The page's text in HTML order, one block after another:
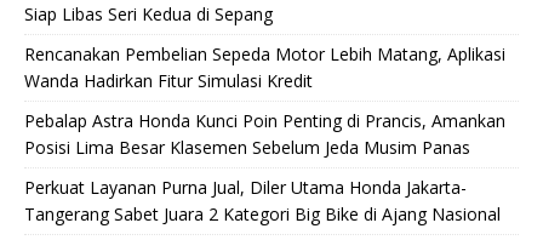
Siap Libas Seri Kedua di Sepang
Rencanakan Pembelian Sepeda Motor Lebih Matang, Aplikasi
Wanda Hadirkan Fitur Simulasi Kredit
Pebalap Astra Honda Kunci Poin Penting di Prancis, Amankan
Posisi Lima Besar Klasemen Sebelum Jeda Musim Panas
Perkuat Layanan Purna Jual, Diler Utama Honda Jakarta-
Tangerang Sabet Juara 2 Kategori Big Bike di Ajang Nasional